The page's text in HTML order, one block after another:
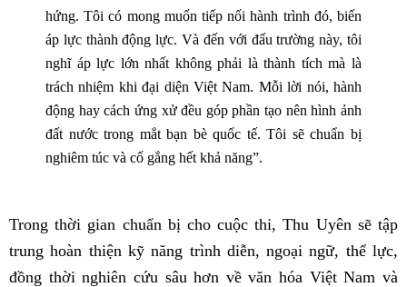
hứng. Tôi có mong muốn tiếp nối hành trình đó, biến
áp lực thành động lực. Và đến với đấu trường này, tôi
nghĩ áp lực lớn nhất không phải là thành tích mà là
trách nhiệm khi đại diện Việt Nam. Mỗi lời nói, hành
động hay cách ứng xử đều góp phần tạo nên hình ảnh
đất nước trong mắt bạn bè quốc tế. Tôi sẽ chuẩn bị
nghiêm túc và cố gắng hết khả năng”.
Trong thời gian chuẩn bị cho cuộc thi, Thu Uyên sẽ tập
trung hoàn thiện kỹ năng trình diễn, ngoại ngữ, thể lực,
đồng thời nghiên cứu sâu hơn về văn hóa Việt Nam và